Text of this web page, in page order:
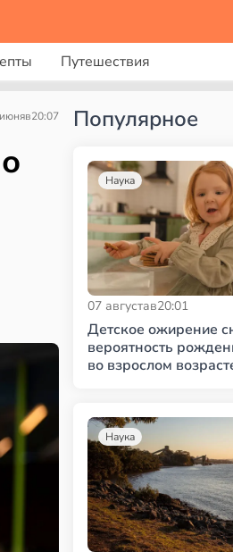
Путешествия
в20:07 Популярное
Наука
07 августав20:01
Детское ожирение
вероятность
во взрослом
Наука